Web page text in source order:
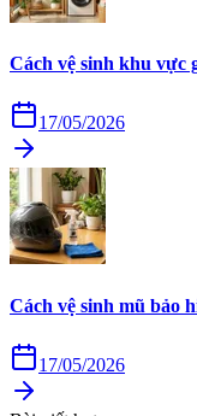
Cách vệ sinh khu vực
17/05/2026
Cách vệ sinh mũ bảo
17/05/2026